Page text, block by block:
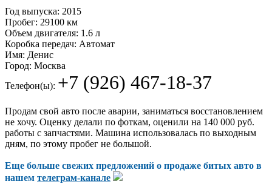
Год выпуска: 2015
Пробег: 29100 км
Объем двигателя: 1.6 л
Коробка передач: Автомат
Имя: Денис
Город: Москва
Телефон(ы): +7 (926) 467-18-37
Продам свой авто после аварии, заниматься восстановлением
не хочу. Оценку делали по фоткам, оценили на 140 000 руб.
работы с запчастями. Машина использовалась по выходным
дням, по этому пробег не большой.
Еще больше свежих предложений о продаже битых авто в
нашем телеграм-канале